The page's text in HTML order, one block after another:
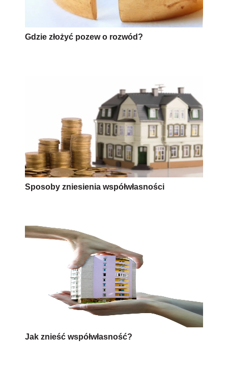
Gdzie złożyć pozew o rozwód?
Sposoby zniesienia współwłasności
Jak znieść współwłasność?